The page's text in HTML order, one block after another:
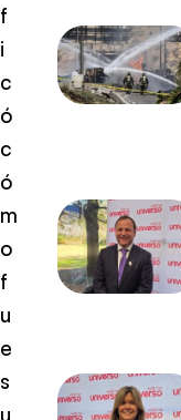
f
i
c
ó
c
ó
m
o
f
u
e
s
u